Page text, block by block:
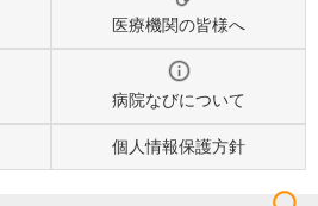
医療機関の皆様へ
病院なびについて
個人情報保護方針